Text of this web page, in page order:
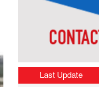
Last Update